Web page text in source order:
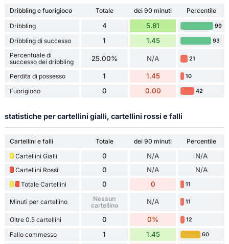
Dribbling e fuorigioco Totale dei 90 minuti
Percentile
Dribbling
4 5.81 99
Dribbling di successo 1 1.45 93
Percentuale di
successo dei dribbling
25.00% N/A 21
Perdita di possesso 1 1.45 10
Fuorigioco 0 0.00 42
statistiche per cartellini gialli, cartellini rossi e falli
Cartellini e falli Totale dei 90 minuti
Percentile
Cartellini Gialli
0 N/A N/A
Cartellini Rossi 0 N/A N/A
Totale Cartellini 0 0 11
Minuti per cartellino
Nessun
cartellino
N/A 11
Oltre 0.5 cartellini 0 0% 12
Fallo commesso 1 1.45 60